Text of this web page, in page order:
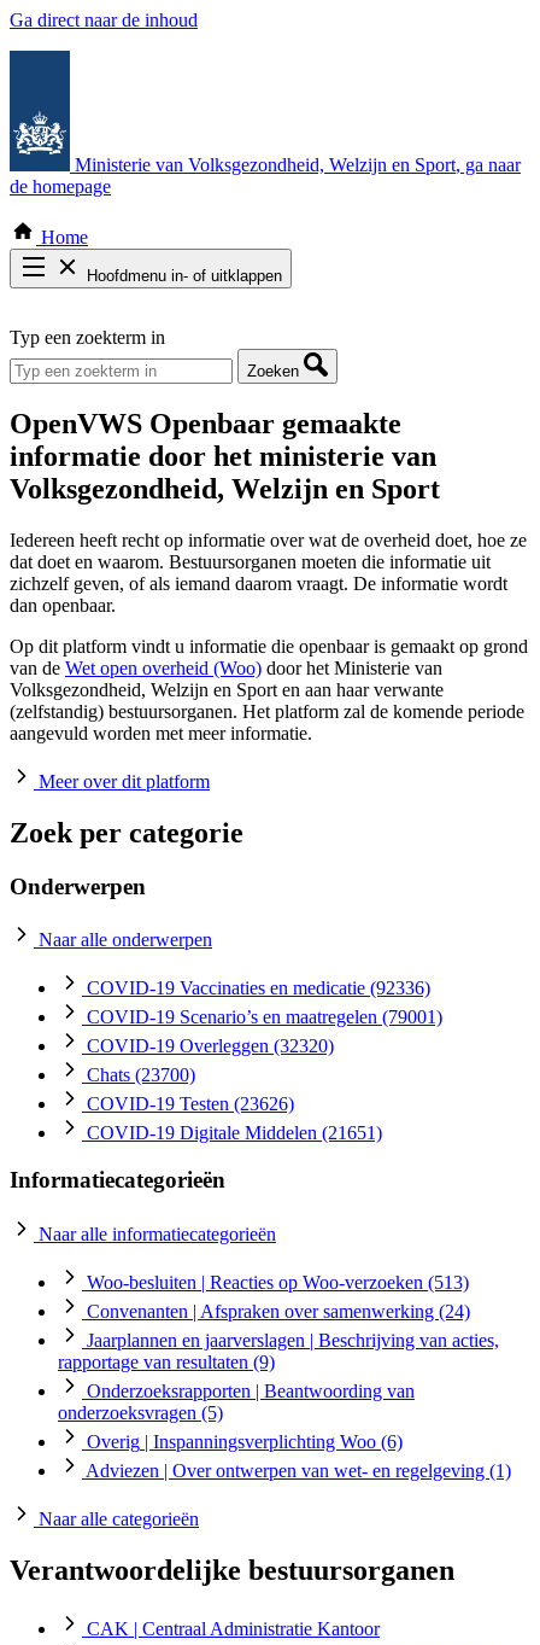
Ga direct naar de inhoud
Ministerie van Volksgezondheid, Welzijn en Sport, ga naar
de homepage
Home
Hoofdmenu in- of uitklappen
Thema COVID-19
Bekijk per bestuursorgaan
Typ een zoekterm in
Zoeken
OpenVWS Openbaar gemaakte
informatie door het ministerie van
Volksgezondheid, Welzijn en Sport
Iedereen heeft recht op informatie over wat de overheid doet, hoe ze
dat doet en waarom. Bestuursorganen moeten die informatie uit
zichzelf geven, of als iemand daarom vraagt. De informatie wordt
dan openbaar.
Op dit platform vindt u informatie die openbaar is gemaakt op grond
van de Wet open overheid (Woo) door het Ministerie van
Volksgezondheid, Welzijn en Sport en aan haar verwante
(zelfstandig) bestuursorganen. Het platform zal de komende periode
aangevuld worden met meer informatie.
Meer over dit platform
Zoek per categorie
Onderwerpen
Naar alle onderwerpen
COVID-19 Vaccinaties en medicatie (92336)
COVID-19 Scenario’s en maatregelen (79001)
COVID-19 Overleggen (32320)
Chats (23700)
COVID-19 Testen (23626)
COVID-19 Digitale Middelen (21651)
Informatiecategorieën
Naar alle informatiecategorieën
Woo-besluiten | Reacties op Woo-verzoeken (513)
Convenanten | Afspraken over samenwerking (24)
Jaarplannen en jaarverslagen | Beschrijving van acties,
rapportage van resultaten (9)
Onderzoeksrapporten | Beantwoording van
onderzoeksvragen (5)
Overig | Inspanningsverplichting Woo (6)
Adviezen | Over ontwerpen van wet- en regelgeving (1)
Naar alle categorieën
Verantwoordelijke bestuursorganen
CAK | Centraal Administratie Kantoor